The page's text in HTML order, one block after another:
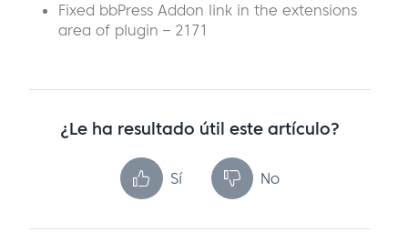
Fixed bbPress Addon link in the extensions
area of plugin – 2171
¿Le ha resultado útil este artículo?
Sí No